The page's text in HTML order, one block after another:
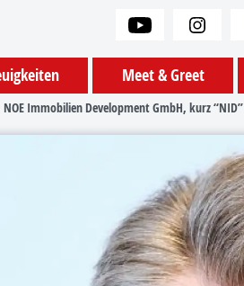
Meet & Greet
NOE Immobilien Development GmbH, kurz “NID”